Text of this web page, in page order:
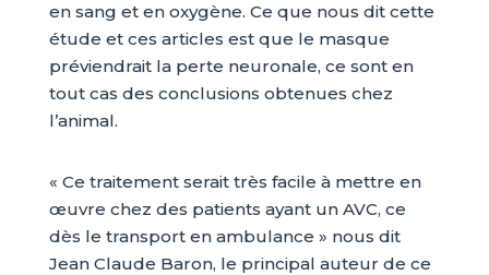
en sang et en oxygène. Ce que nous dit cette
étude et ces articles est que le masque
préviendrait la perte neuronale, ce sont en
tout cas des conclusions obtenues chez
l’animal.
« Ce traitement serait très facile à mettre en
œuvre chez des patients ayant un AVC, ce
dès le transport en ambulance » nous dit
Jean Claude Baron, le principal auteur de ce